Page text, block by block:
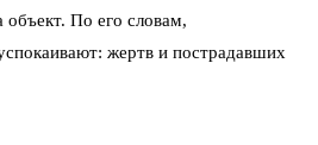
По его словам,
жертв и пострадавших